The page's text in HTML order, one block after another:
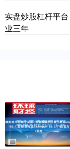
实盘炒股杠杆平
业三年